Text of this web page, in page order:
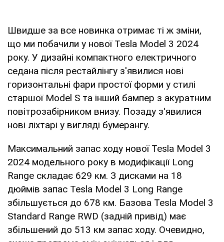
Швидше за все новинка отримає ті ж зміни,
що ми побачили у нової Tesla Model 3 2024
року. У дизайні компактного електричного
седана після рестайлінгу з'явилися нові
горизонтальні фари простої форми у стилі
старшої Model S та інший бампер з акуратним
повітрозабірником внизу. Позаду з'явилися
нові ліхтарі у вигляді бумерангу.
Максимальний запас ходу нової Tesla Model 3
2024 модельного року в модифікації Long
Range складає 629 км. З дисками на 18
дюймів запас Tesla Model 3 Long Range
збільшується до 678 км. Базова Tesla Model 3
Standard Range RWD (задній привід) має
збільшений до 513 км запас ходу. Очевидно,